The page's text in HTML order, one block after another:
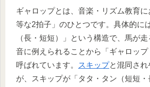
ギャロップとは、音楽・リズム教育
等な2拍子」のひとつです。具体的に
（長・短短）」という構造で、馬が
音に例えられることから「ギャロップ
呼ばれています。
スキップと混同され
が、スキップが「タタ・タン（短短・